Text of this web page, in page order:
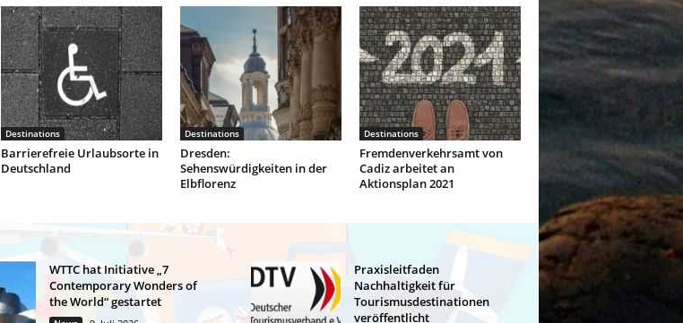
Destinations
Barrierefreie Urlaubsorte in
Deutschland
Destinations
Dresden:
Sehenswürdigkeiten in der
Elbflorenz
Destinations
Fremdenverkehrsamt von
Cadiz arbeitet an
Aktionsplan 2021
WTTC hat Initiative „7
Contemporary Wonders of
the World“ gestartet
Praxisleitfaden
Nachhaltigkeit für
Tourismusdestinationen
veröffentlicht